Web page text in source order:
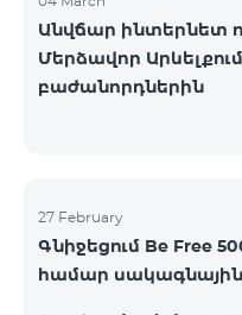
Անվճար ինտերնետ
Մերձավոր
բաժանորդներին
27 February
Գնիջեցում Be Free
համար